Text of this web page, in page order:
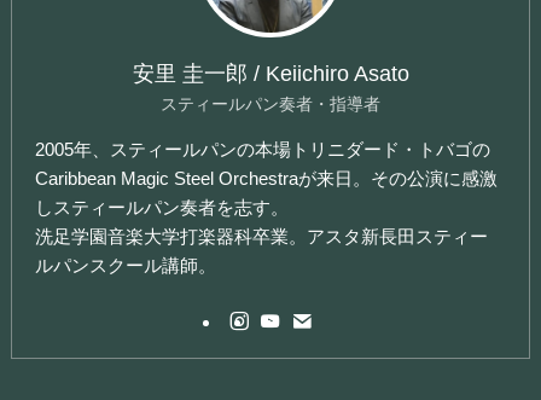
安里 圭一郎 / Keiichiro Asato
スティールパン奏者・指導者
2005年、スティールパンの本場トリニダード・トバゴの
Caribbean Magic Steel Orchestraが来日。その公演に感激
しスティールパン奏者を志す。
洗足学園音楽大学打楽器科卒業。アスタ新長田スティー
ルパンスクール講師。